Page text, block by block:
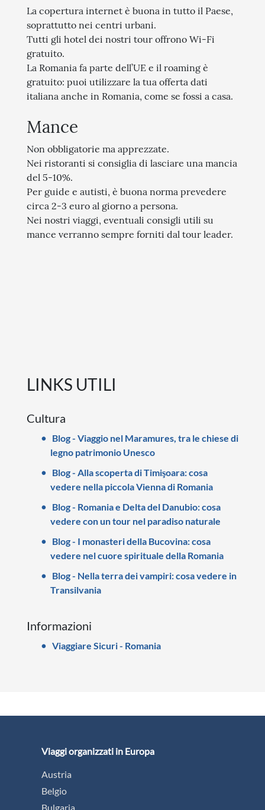
La copertura internet è buona in tutto il Paese,
soprattutto nei centri urbani.
Tutti gli hotel dei nostri tour offrono Wi-Fi
gratuito.
La Romania fa parte dell’UE e il roaming è
gratuito: puoi utilizzare la tua offerta dati
italiana anche in Romania, come se fossi a casa.
Mance
Non obbligatorie ma apprezzate.
Nei ristoranti si consiglia di lasciare una mancia
del 5-10%.
Per guide e autisti, è buona norma prevedere
circa 2-3 euro al giorno a persona.
Nei nostri viaggi, eventuali consigli utili su
mance verranno sempre forniti dal tour leader.
LINKS UTILI
Cultura
Blog - Viaggio nel Maramures, tra le chiese di
legno patrimonio Unesco
Blog - Alla scoperta di Timişoara: cosa
vedere nella piccola Vienna di Romania
Blog - Romania e Delta del Danubio: cosa
vedere con un tour nel paradiso naturale
Blog - I monasteri della Bucovina: cosa
vedere nel cuore spirituale della Romania
Blog - Nella terra dei vampiri: cosa vedere in
Transilvania
Informazioni
Viaggiare Sicuri - Romania
Viaggi organizzati in Europa
Austria
Belgio
Bulgaria